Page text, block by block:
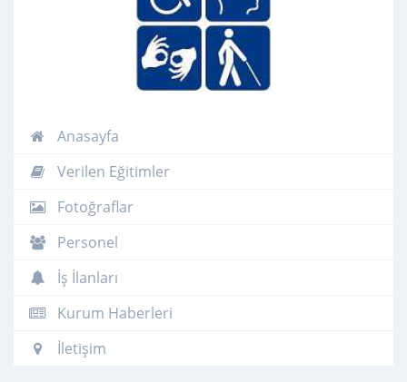
Anasayfa
Verilen Eğitimler
Fotoğraflar
Personel
İş İlanları
Kurum Haberleri
İletişim